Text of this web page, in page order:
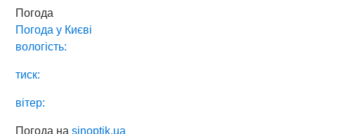
Погода
Погода у Києві
вологість:
тиск:
вітер:
Погода наsinoptik.ua